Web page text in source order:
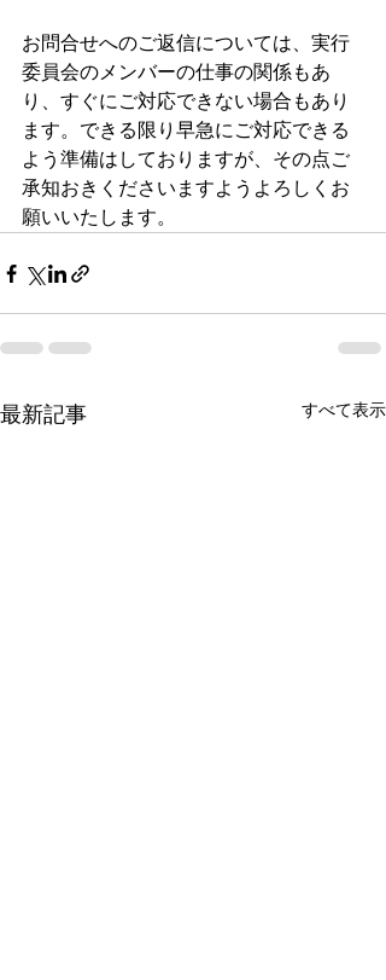
お問合せへのご返信については、実行
委員会のメンバーの仕事の関係もあ
り、すぐにご対応できない場合もあり
ます。できる限り早急にご対応できる
よう準備はしておりますが、その点ご
承知おきくださいますようよろしくお
願いいたします。
最新記事 すべて表示